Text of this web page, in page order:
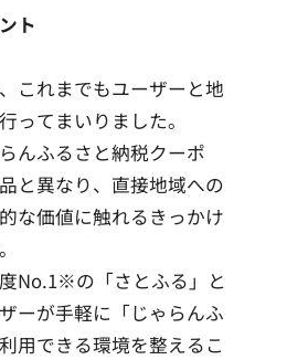
ト
これまでもユーザーと地
ってまいりました。
んふるさと納税クーポ
と異なり、直接地域への
な価値に触れるきっかけ
No.1※の「さとふる」と
ーが手軽に「じゃらんふ
用できる環境を整えるこ